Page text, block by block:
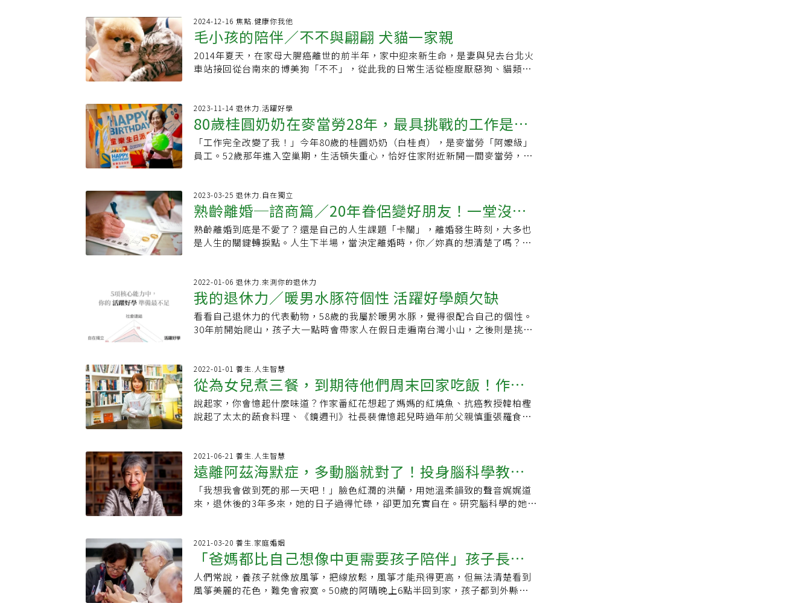
還慎重地交代先生放哪裡。一直到因為嚴重睡眠障礙看了精神科，醫師診斷為自
律神經失調，並解釋與更年期荷爾蒙變化及生活壓力有關，一切才趨明朗。更年
期警鈴 提醒好好顧自己回想茫然又狼狽的那幾年，彭菊仙認為更年期像是一記警
鈴，抗議她多年過度使用自己的身體。過去的她是拚命三郎，一天只睡四小時，
活全憑青春元氣。獨自待家裡 最陌生竟是自己後來兒子長大離家、她的身體也出
現各種狀況，彭菊仙高速前進的積極人生突然只能停在原地怠速運轉。她好幾度
在先生、兒子各自忙碌的屋子裡，因為自己的生活一事無成感到挫折；也曾在家
人都上班上學、獨自在家的日子裡感到「最陌生的原來是自己」。也差不多是那
幾年，那時還被稱為「親子作家」的彭菊仙應邀與一位心理師對談親子議題，她
作家做回自己，好好的認識、照顧與探索自己。尋內在滿足 人生反而再升級身體
更年期遇上生活空巢期，迫使彭菊仙重新審視生活，反而帶來人生的升級，過去
事事求好、很怕浪費時間的她，目前把「鬆、緩、空」當生活指引，把自我照
顧、找到內在滿足訂為人生的優先順序。
於更年期的事，彭菊仙總會提醒，更年期是身心在敲警鐘，她的建議如下：一、
身體不適必須「每科都去看」先別妄自判斷是因為更年期才如此，還是要視症狀
就醫，找出不舒服的具體原因，若經詳細檢查排除了各種疾病，大概跟就與更年
期有關。二、培養運動習慣找到喜歡的運動，並享受其中。彭菊仙初期透過持續
運動（如凱蒂瑜伽、毛巾操、太極拳、爬山等），明顯改善睡眠品質，減少了抗
學習程式設計、也重新開始彈鋼琴，豐富了自己的生活。四、為自己的快樂負責
不要覺得子女是你的全部，也別期待另一半為你做什麼、回到「單身」的人生狀
態，尋求自己的心靈精神各方面的獨立。
2024-12-16 焦點.健康你我他
毛小孩的陪伴／不不與翩翩 犬貓一家親
2014年夏天，在家母大腸癌離世的前半年，家中迎來新生命，是妻與兒去台北火
車站接回從台南來的博美狗「不不」，從此我的日常生活從極度厭惡狗、貓類
年後，兒子房間內傳來喵喵的聲音，心想「不會吧！是貓！」妻兒怕我生氣，試
探著把貓咪「翩翩」放出來，我氣到不行，又搞一隻來找麻煩啊。幸好牠很乖，
平常不會一直喵，就這樣靜靜的陪伴我們，竟然不知覺地過了5年半。「不不」唯
一的缺點，是到處在家中亂尿，一天數十次，但歡樂勝過一切的辛苦，我與妻就
這樣擦了十年的尿，只能怪我們當初沒訓練好，太疼牠啊。如今「不不」與「翩
第11年，我很珍惜每一次不不、翩翩等我下班的喜悅。急著衝回家門，牠倆是我
「外遇」的對象 ，這樣老婆不會吃味吧！因為太太比我更愛不不和翩翩。希望牠
倆永遠健康，陪伴著我們永遠。
2023-11-14 退休力.活躍好學
80歲桂圓奶奶在麥當勞28年，最具挑戰的工作是這
項！中高齡就業不倚老賣老，快樂就會多
「工作完全改變了我！」今年80歲的桂圓奶奶（白桂貞），是麥當勞「阿嬤級」
員工。52歲那年進入空巢期，生活頓失重心，恰好住家附近新開一間麥當勞，正
主動詢問需求，更成為小朋友最愛的「桂圓奶奶」，人生因此增添色彩。在麥當
勞28年的她說：「我希望可以做到90歲，直到做不動為止！」 桂圓奶奶進入麥當
勞之前是一位家庭主婦，也當過褓母。當初抱著試試看的心態到麥當勞應徵，原
本負責櫃台工作，因店長覺得她有親和力，讓她轉任款待大使，主要工作是接待
客人、咖啡續杯、幫小朋友辦生日餐會。 一天工作4~8小時，一周工時32至50小
CALL HELP 桂圓奶奶說，在麥當勞要學習很多知識，例如生日派對要學會做氣球
造型，捏出花朵、動物、寶劍，也學說故事、帶動唱等，迄今已辦過上千場生日
派對。 當然，工作一定會有壓力，尤其在第一線要學的東西很多，不但要了解公
司新推出的產品、促銷活動，還要學習操作電腦。她坦言：「年輕人電腦學1~2次
笨，還會偷偷記筆記，有空時就看。」 只是速食業畢竟訴求速度，偶爾會遇到心
急的客人，此時她會主動道歉：「對不起，我比較慢。」立刻CALL HELP（尋求
協助），請年輕同事或主管協助點餐。這是麥當勞的SOP（標準作業流程），一
是讓客人得到他想要的服務，二來讓員工適時得到幫助。 她表示，大部分來用餐
的年輕人都很體諒，還有人說：「奶奶，妳年紀這麼大還願意來上班，我們都很
人，我不會，我和他們沒有什麼代溝，同事也會叫我『奶奶』；有時候主管對新
進員工大聲一點，我會私下請他講話小聲一點，當和事佬。」 個子嬌小的她甜笑
說：「我不是為了賺錢，完全是因為彈性工時，工作有趣，當成是運動，也能和
年輕人在一起。」 桂圓奶奶的先生今年90歲，夫妻倆身體都很硬朗。出門上班
在這份工作做得很開心，不想辭職，主要是工時不會太長。」她笑說：「在麥當
勞快樂的時候多，辛苦的時候少，只要工作開心，就會想繼續做下去。」●原文
刊載網址●延伸閱讀：．老公迷戀單親離婚女！要挽回或放開走味的婚姻？劉黎
兒：別再說相忍為孩子 ．陪伴癌末先生的體會：生命中的每一分、每一秒都好珍
貴，一定要好好珍惜，活在當下．優雅「無關年紀」！不管幾歲都別放棄打扮自
2023-03-25 退休力.自在獨立
熟齡離婚─諮商篇／20年眷侶變好朋友！一堂沒人
教的課…賴芳玉的離婚諮商課為何爆滿
熟齡離婚到底是不愛了？還是自己的人生課題「卡關」，離婚發生時刻，大多也
是人生的關鍵轉捩點。人生下半場，當決定離婚時，你／妳真的想清楚了嗎？多
開出離婚相關課程，讓人看清楚關係，好好分手，做好人生的功課。「離婚」也
需要上課？知名家事律師賴芳玉近期推出線上離婚課，在此之前，兒福聯盟也在
線上平台推出離婚規畫課程。兒福聯盟資深主任李惠娟說，「分手」需要學習，
亞洲社會沒有人教這門功課，離婚是更難的課題，斷開親密關係時，多數人害
怕，也擔心一個人，學習面對關係的變化，是成人的學習課。兒福聯盟調查，夫
好好建立關係，渴望學習，協會開設的各類課程，包含自我成長等幾乎都爆滿。
離婚創傷 外遇常是假議題「離婚」在國外的心理學家研究中，將其列為人生重大
創傷的第二位。賴芳玉說，離婚最大宗的原因仍是「外遇」，但看過這麼多的案
例，外遇其實是離婚的假議題，外遇常發生在夫妻人生階段走進「轉折」的時
導致下次再面對問題時又會再次選擇「逃」，無解的課題，情緒常會勝過一切，
也容易把關係弄得更糟。踏進律師事務所的夫妻，多數是走投無路，開課是希望
能選擇離婚前，夫妻能先思索，痛苦的來源真的是婚姻嗎？順利離婚 卻迎來更深
空虛早在二○○三年就開始做家事商談的李惠娟說，許多求助商談的夫妻都是
「快速離婚」，後續為了爭奪孩子的撫養權，彼此鬧得不愉快。曾有個案告訴
懼，卻投射給另一半，兩人不斷爭吵，從頭到尾都是他自己沒辦法面對自身課
題，反而傷害了最親密的人。李惠娟說，親密關係是人類最底層的需求，離開親
密關係，對於每一個人來說都是痛苦的。如果兩人經過自我探尋，最終仍要從兩
個人走向一個人，一定要不吝嗇對外求援，台灣的教育從沒有教分手，都靠人們
2022-01-06 退休力.來測你的退休力
我的退休力／暖男水豚符個性 活躍好學頗欠缺
看看自己退休力的代表動物，58歲的我屬於暖男水豚，覺得很配合自己的個性。
30年前開始爬山，孩子大一點時會帶家人在假日走遍南台灣小山，之後則是挑戰
質北台遊，至今他們對這件事還津津樂道，感謝我為大家規畫令人難忘的行程。
我們一家曾到日本自由行數次，右駕對我來說已駕輕就熟。在女兒負笈德國時也
花了不少時間籌畫，第一次踏上歐洲大陸就開著租來的休旅車跑了3200公里，闖
蕩了四個國家。有人曾問我何以會有這樣的「虎膽」？我覺得帶領他人拓展生活
領域，被別人需要的感覺很棒。但再看看自己的雷達圖，在「活躍好學」方面頗
向我則是挺滿意的，因為開朗健談，不怕交不到朋友；財務方面，在年輕時已做
好保險及購買房產等理財規畫；健康方面，注重飲食並規律運動，所以即使是空
巢期也不會覺得無聊，反而可以盡情做自己想做的事。相信過幾年退休了，我依
然活躍自在。▍退休力測驗：&gt;&gt;六種動物測退休力 看看你是那一種？
2022-01-01 養生.人生智慧
從為女兒煮三餐，到期待他們周末回家吃飯！作家
番紅花：歷經空巢期、更年期 才懂媽媽的孤寂
說起家，你會憶起什麼味道？作家番紅花想起了媽媽的紅燒魚、抗癌教授韓柏檉
說起了太太的蔬食料理、《鏡週刊》社長裴偉憶起兒時過年前父親慎重張羅食
事？在親子作家、家庭料理研究者番紅花的家裡，親子在此共食、討論白天趣
事、當天新聞、晚餐食材來源；餐桌時光就是魔幻時刻，10年過去，這段日日相
聚時光改變了母女三人的生命。番紅花本名王碧珠，原生家庭有五個孩子，媽媽
是個職業婦女，在那個沒有外食的年代，身為長女番紅花，每天只要睜開眼就看
見媽媽在煮飯：早餐的稀飯、中午的便當。「後來我就成為早起幫女兒做便當的
的母親。「吃」的話題 成為家的主旋律番紅花離職回家後，喜歡每天到不同的地
方採買食材，每天都有不同預算，300、400、500，「我想知道餐桌的行情，例
如一餐500元的餐桌長什麼樣子。」她的好奇與探索成為晚餐話題，孩子會知道，
今天媽媽去哪個市場或農場跟誰買了什麼？一顆蛋、一條魚多少錢？不知不覺
2021-06-21 養生.人生智慧
遠離阿茲海默症，多動腦就對了！投身腦科學教育
洪蘭建議：養成每天做這件事的習慣
「我想我會做到死的那一天吧！」臉色紅潤的洪蘭，用她溫柔韻致的聲音娓娓道
來，退休後的3年多來，她的日子過得忙碌，卻更加充實自在。研究腦科學的她
腺素的藍斑核中，若神經元密度越高，便能減緩認知退化，而『正腎上腺素』便
與學習新知有關。」 養成每天閱讀，活腦才能有神 洪蘭本身就是很好的例子，74
歲的她雙眼炯炯有神，信手捻來都是一段段珍貴的科學資訊與動人故事。秘訣，
就是她仍勤於閱讀；而至今，她每年出版一本著作，分享給其他人，如何成就自
己的人生。 「人是要一直用腦，我們要多與人接觸、學習新知，最重要的是心情
2021-03-20 養生.家庭婚姻
「爸媽都比自己想像中更需要孩子陪伴」孩子長大
離家出現空巢症候群，做好這件事空巢不空心
人們常說，養孩子就像放風箏，把線放鬆，風箏才能飛得更高，但無法清楚看到
風箏美麗的花色，難免會寂寞。50歲的阿晴晚上6點半回到家，孩子都到外縣市讀